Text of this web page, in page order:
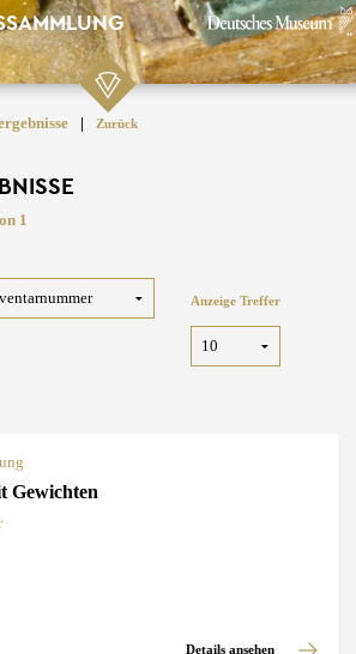
| Zurück
1
Anzeige Treffer
Gewichten
Details ansehen